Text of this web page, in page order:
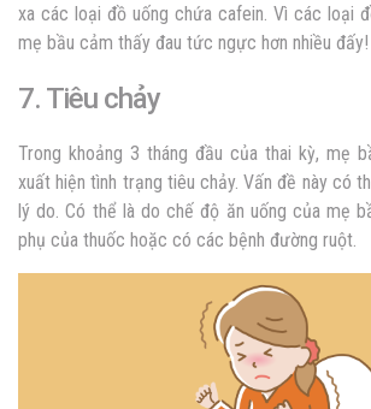
xa các loại đồ uống chứa cafein. Vì các loại
mẹ bầu cảm thấy đau tức ngực hơn nhiều đấy!
7. Tiêu chảy
Trong khoảng 3 tháng đầu của thai kỳ, mẹ
xuất hiện tình trạng tiêu chảy. Vấn đề này có
lý do. Có thể là do chế độ ăn uống của mẹ
phụ của thuốc hoặc có các bệnh đường ruột.